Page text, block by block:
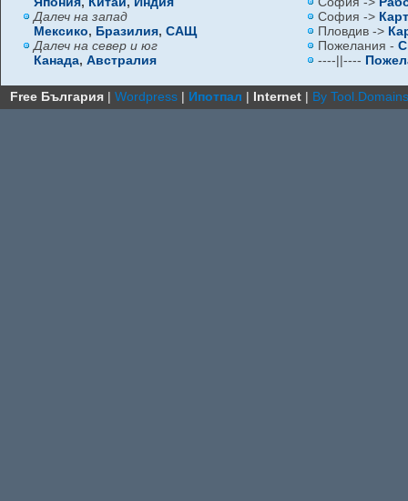
Далеч на запад
Мексико, Бразилия, САЩ
Далеч на север и юг
Канада, Австралия
София ->
Пловдив ->
Пожелания -
----||----
Free България | Wordpress | Ипотпал | Internet | By Tool.Domains